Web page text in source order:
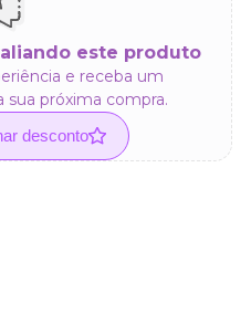
este produto
e receba um
sua próxima compra.
desconto